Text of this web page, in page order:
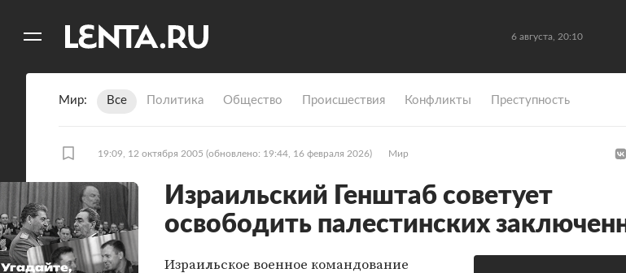
6 августа, 20:10
Мир Все Политика Общество Происшествия Конфликты Преступность
19:09, 12 октября 2005 (обновлено: 19:44, 16 февраля 2026) Мир
Израильский Генштаб советует
освободить палестинских
Израильское военное командование
Угадайте,